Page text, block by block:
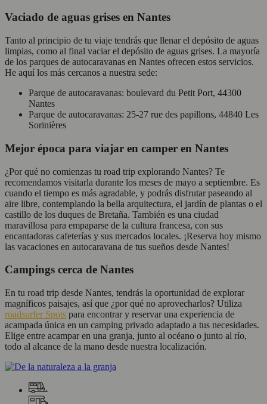
Vaciado de aguas grises en Nantes
Tanto al principio de tu viaje tendrás que llenar el depósito de aguas
limpias, como al final vaciar el depósito de aguas grises. La mayoría
de los parques de autocaravanas en Nantes ofrecen estos servicios.
He aquí los más cercanos a nuestra sede:
Parque de autocaravanas: boulevard du Petit Port, 44300
Nantes
Parque de autocaravanas: 25-27 rue des papillons, 44840 Les
Sorinières
Mejor época para viajar en camper en Nantes
¿Por qué no comienzas tu road trip explorando Nantes? Te
recomendamos visitarla durante los meses de mayo a septiembre. Es
cuando el tiempo es más agradable, y podrás disfrutar paseando al
aire libre, contemplando la bella arquitectura, el jardín de plantas o el
castillo de los duques de Bretaña. También es una ciudad
maravillosa para empaparse de la cultura francesa, con sus
encantadoras cafeterías y sus mercados locales. ¡Reserva hoy mismo
las vacaciones en autocaravana de tus sueños desde Nantes!
Campings cerca de Nantes
En tu road trip desde Nantes, tendrás la oportunidad de explorar
magníficos paisajes, así que ¿por qué no aprovecharlos? Utiliza
roadsurfer Spots para encontrar y reservar una experiencia de
acampada única en un camping privado adaptado a tus necesidades.
Elige entre acampar en una granja, junto al océano o junto al río,
todo al alcance de la mano desde nuestra localización.